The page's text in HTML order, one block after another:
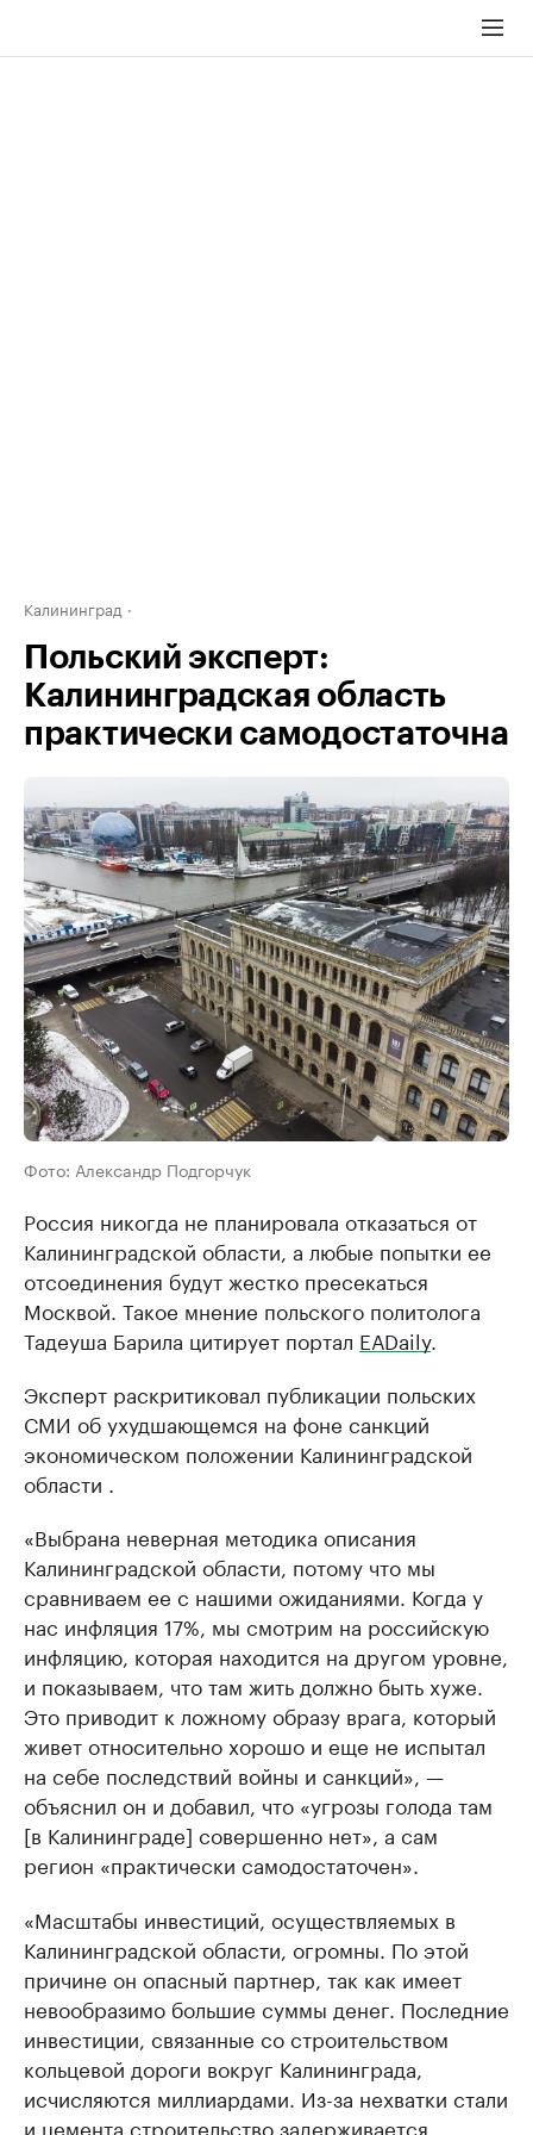
Калининград
Польский эксперт:
Калининградская область
практически самодостаточна
Фото: Александр Подгорчук
Россия никогда не планировала отказаться от
Калининградской области, а любые попытки ее
отсоединения будут жестко пресекаться
Москвой. Такое мнение польского политолога
Тадеуша Барила цитирует портал ЕАDaily.
Эксперт раскритиковал публикации польских
СМИ об ухудшающемся на фоне санкций
экономическом положении Калининградской
области .
«Выбрана неверная методика описания
Калининградской области, потому что мы
сравниваем ее с нашими ожиданиями. Когда у
нас инфляция 17%, мы смотрим на российскую
инфляцию, которая находится на другом уровне,
и показываем, что там жить должно быть хуже.
Это приводит к ложному образу врага, который
живет относительно хорошо и еще не испытал
на себе последствий войны и санкций», —
объяснил он и добавил, что «угрозы голода там
[в Калининграде] совершенно нет», а сам
регион «практически самодостаточен».
«Масштабы инвестиций, осуществляемых в
Калининградской области, огромны. По этой
причине он опасный партнер, так как имеет
невообразимо большие суммы денег. Последние
инвестиции, связанные со строительством
кольцевой дороги вокруг Калининграда,
исчисляются миллиардами. Из-за нехватки стали
и цемента строительство задерживается.